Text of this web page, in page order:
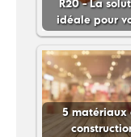
R20 - La
idéale pour
5 matériaux